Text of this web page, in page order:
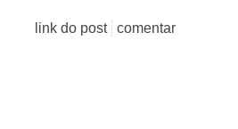
link do post comentar